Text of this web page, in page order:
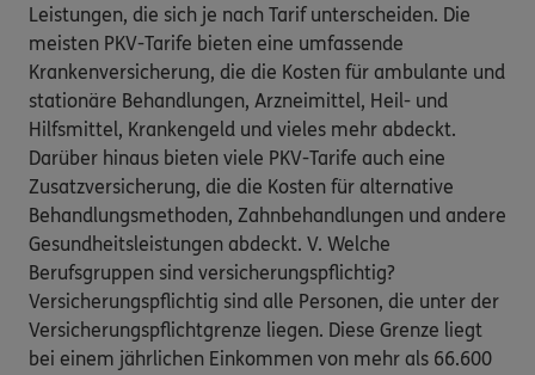
Leistungen, die sich je nach Tarif unterscheiden. Die
meisten PKV-Tarife bieten eine umfassende
Krankenversicherung, die die Kosten für ambulante und
stationäre Behandlungen, Arzneimittel, Heil- und
Hilfsmittel, Krankengeld und vieles mehr abdeckt.
Darüber hinaus bieten viele PKV-Tarife auch eine
Zusatzversicherung, die die Kosten für alternative
Behandlungsmethoden, Zahnbehandlungen und andere
Gesundheitsleistungen abdeckt. V. Welche
Berufsgruppen sind versicherungspflichtig?
Versicherungspflichtig sind alle Personen, die unter der
Versicherungspflichtgrenze liegen. Diese Grenze liegt
bei einem jährlichen Einkommen von mehr als 66.600